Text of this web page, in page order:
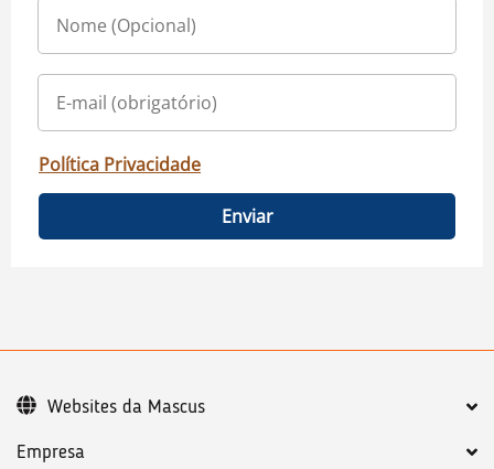
Política Privacidade
Enviar
Empresa
Websites da Mascus